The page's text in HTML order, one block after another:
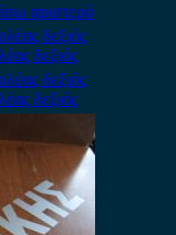
αριστερό
δεξιός
δεξιός